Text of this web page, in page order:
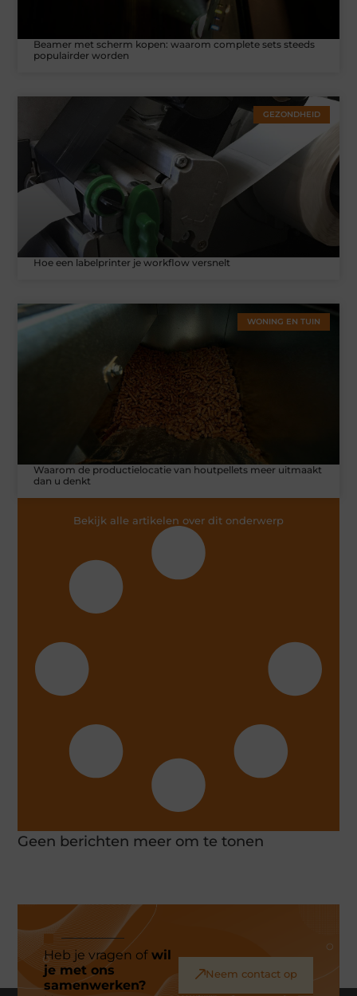
Beamer met scherm kopen: waarom complete sets steeds
populairder worden
GEZONDHEID
Hoe een labelprinter je workflow versnelt
WONING EN TUIN
Waarom de productielocatie van houtpellets meer uitmaakt
dan u denkt
Bekijk alle artikelen over dit onderwerp
Geen berichten meer om te tonen
Heb je vragen ofwil
je met ons
samenwerken?
Neem contact op